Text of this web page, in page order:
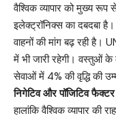
वैश्विक व्यापार को मुख्य
इलेक्ट्रॉनिक्स का दबदबा
वाहनों की मांग बढ़ रही है।
में भी जारी रहेगी। वस्तुओं के
सेवाओं में 4% की वृद्धि की
निगेटिव और पॉजिटिव फैक्टर
हालांकि वैश्विक व्यापार की